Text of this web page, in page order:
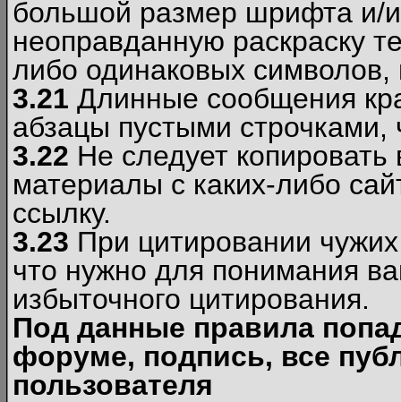
большой размер шрифта и/
неоправданную раскраску
либо одинаковых
3.21 Длинные сообщения
абзацы пустыми
3.22 Не следует
материалы c каких-либо
ссылку.
3.23 При цитировании
что нужно для понимания
избыточного цитирования.
Под данные правила
форуме, подпись, все
пользователя